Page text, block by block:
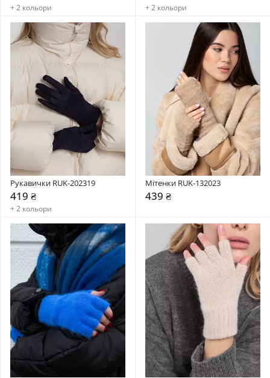
+ 2 кольори + 2 кольори
Рукавички RUK-202319
419 ₴
+ 2 кольори
Мітенки RUK-132023
439 ₴